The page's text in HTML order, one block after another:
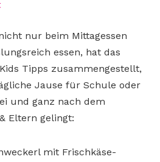
nur beim Mittagessen
essen, hat das
Kids Tipps zusammengestellt,
Jause für Schule oder
und ganz nach dem
Eltern gelingt:
mit Frischkäse-